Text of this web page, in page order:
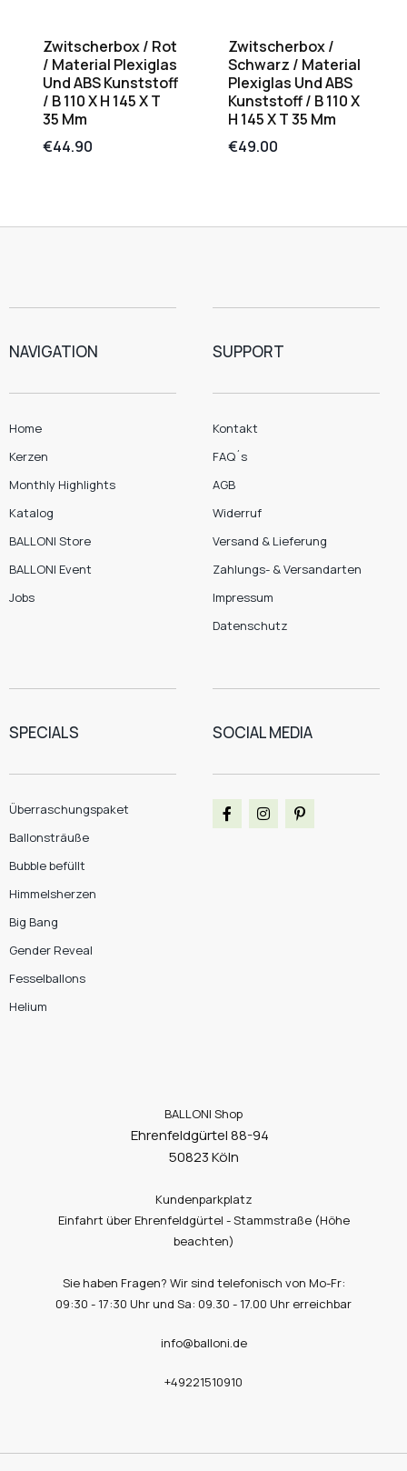
Zwitscherbox / Rot
/ Material Plexiglas
Und ABS Kunststoff
/ B 110 X H 145 X T
35 Mm
€44.90
Zwitscherbox /
Schwarz / Material
Plexiglas Und ABS
Kunststoff / B 110 X
H 145 X T 35 Mm
€49.00
NAVIGATION
Home
Kerzen
Monthly Highlights
Katalog
BALLONI Store
BALLONI Event
Jobs
SUPPORT
Kontakt
FAQ´s
AGB
Widerruf
Versand & Lieferung
Zahlungs- & Versandarten
Impressum
Datenschutz
SPECIALS
Überraschungspaket
Ballonsträuße
Bubble befüllt
Himmelsherzen
Big Bang
Gender Reveal
Fesselballons
Helium
SOCIAL MEDIA
BALLONI Shop
Ehrenfeldgürtel 88-94
50823 Köln
Kundenparkplatz
Einfahrt über Ehrenfeldgürtel - Stammstraße (Höhe
beachten)
Sie haben Fragen? Wir sind telefonisch von Mo-Fr:
09:30 - 17:30 Uhr und Sa: 09.30 - 17.00 Uhr erreichbar
info@balloni.de
+49221510910